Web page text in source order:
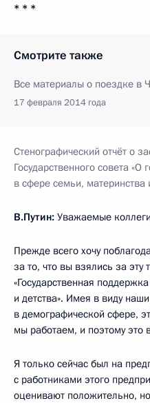
* * *
Смотрите также
Все материалы о поездке в
17 февраля 2014 года
Стенографический отчёт о
Государственного совета «О
в сфере семьи, материнства
В.Путин: Уважаемые
Прежде всего хочу
за то, что вы взялись за эту
«Государственная
и детства». Имея в виду
в демографической сфере,
мы работаем, и поэтому это
Я только сейчас был на
с работниками этого
оценивают положительно, но